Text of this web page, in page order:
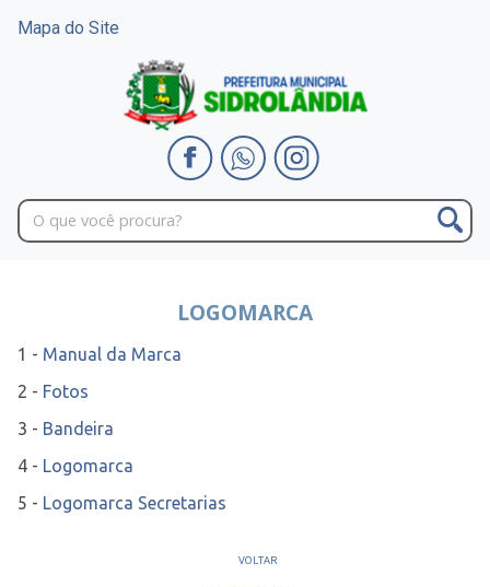
Mapa do Site
LOGOMARCA
1 - Manual da Marca
2 - Fotos
3 - Bandeira
4 - Logomarca
5 - Logomarca Secretarias
VOLTAR